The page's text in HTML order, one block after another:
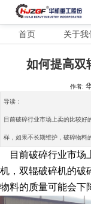
首页 关于我
如何提高双
作者:
导读：
目前破碎行业市场上卖的比较
样，如果不长期维护，破碎物料
目前破碎行业市场
机，双辊破碎机的破
物料的质量可能会下